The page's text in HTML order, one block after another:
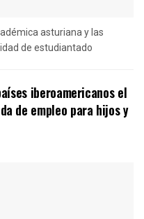
asturiana y las
de estudiantado
iberoamericanos el
de empleo para hijos y